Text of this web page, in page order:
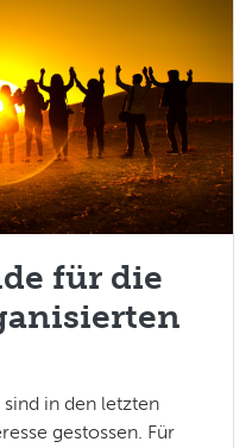
für die
in den letzten
gestossen. Für